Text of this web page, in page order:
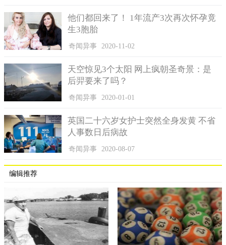
他们都回来了！ 1年流产3次再次怀孕竟
生3胞胎
奇闻异事 2020-11-02
天空惊见3个太阳 网上疯朝圣奇景：是
后羿要来了吗？
奇闻异事 2020-01-01
英国二十六岁女护士突然全身发黄 不省
人事数日后病故
奇闻异事 2020-08-07
编辑推荐